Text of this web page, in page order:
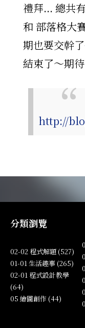
禮拜... 總共
和 部落格大
期也要交幹
結束了～期
http://
分類瀏覽
02-02 程式解題 (527)
01-01 生活趣事 (265)
02-01 程式設計教學
(64)
05 繪圖創作 (44)